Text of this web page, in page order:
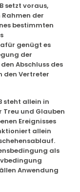
setzt voraus,
der
bestimmten
genügt es
der
Abschluss des
den Vertreter
steht allein in
Treu und Glauben
Ereignisses
allein
als
Anwendung